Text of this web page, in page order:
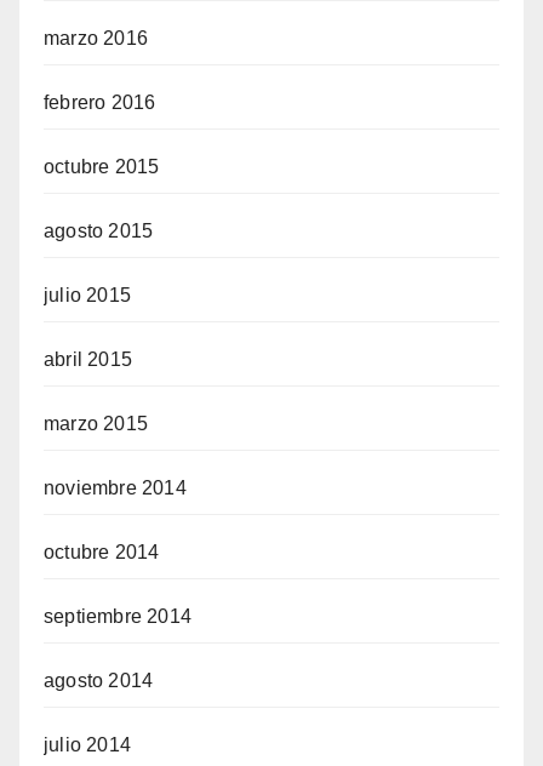
marzo 2016
febrero 2016
octubre 2015
agosto 2015
julio 2015
abril 2015
marzo 2015
noviembre 2014
octubre 2014
septiembre 2014
agosto 2014
julio 2014